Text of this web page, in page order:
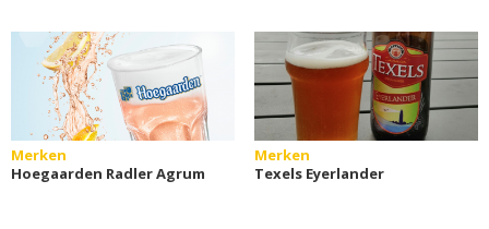
Merken
Hoegaarden Radler Agrum
Merken
Texels Eyerlander